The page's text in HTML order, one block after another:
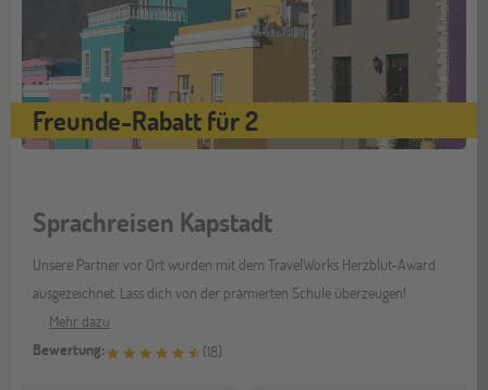
Freunde-Rabatt für 2
Sprachreisen Kapstadt
Unsere Partner vor Ort wurden mit dem TravelWorks Herzblut-Award
ausgezeichnet. Lass dich von der prämierten Schule überzeugen!
Mehr dazu
Bewertung:
(18)